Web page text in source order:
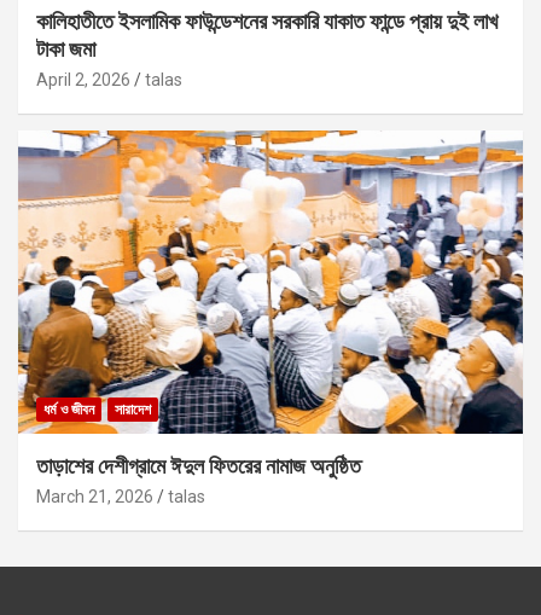
কালিহাতীতে ইসলামিক ফাউন্ডেশনের সরকারি যাকাত ফান্ডে প্রায় দুই লাখ
টাকা জমা
April 2, 2026 talas
ধর্ম ও জীবন সারাদেশ
তাড়াশের দেশীগ্রামে ঈদুল ফিতরের নামাজ অনুষ্ঠিত
March 21, 2026 talas